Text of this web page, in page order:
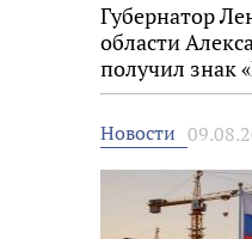
Губернатор
области
получил знак
строитель
Новости